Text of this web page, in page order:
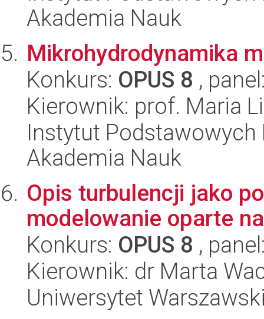
Akademia Nauk
Mikrohydrodynamika
Konkurs: OPUS 8 ,
Kierownik: prof. Maria
Instytut
Akademia Nauk
Opis turbulencji jako
modelowanie oparte
Konkurs: OPUS 8 ,
Kierownik: dr Marta
Uniwersytet